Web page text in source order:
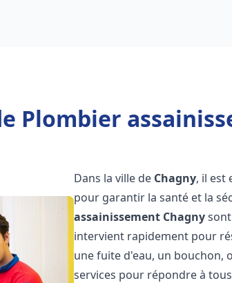
Plombier
Dans la ville de Chagny, il est
pour garantir la santé et la
assainissement Chagny
intervient rapidement pour
une fuite d'eau, un bouchon,
services pour répondre à